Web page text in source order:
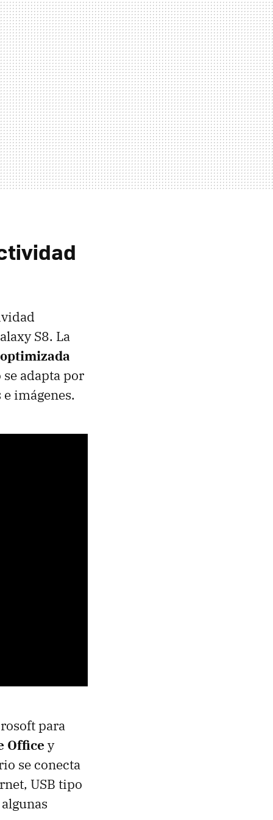
S8. La
optimizada
adapta por
imágenes.
para
Office y
se conecta
USB tipo